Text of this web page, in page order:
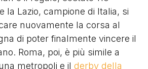
la Lazio, campione di Italia, si
nuovamente la corsa al
di poter finalmente vincere il
Roma, poi, è più simile a
metropoli e il derby della